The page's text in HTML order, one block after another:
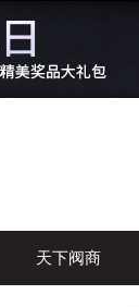
天下阀商